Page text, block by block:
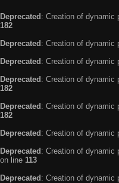
Deprecated : Creation of dynamic
182
Deprecated : Creation of dynamic
Deprecated : Creation of dynamic
Deprecated : Creation of dynamic
182
Deprecated : Creation of dynamic
182
Deprecated : Creation of dynamic
Deprecated : Creation of dynamic
on line 113
Deprecated : Creation of dynamic